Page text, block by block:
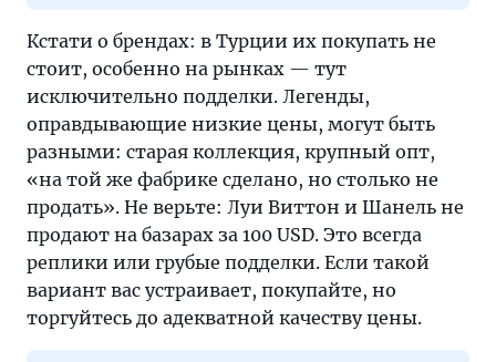
с
настоящего
восточного
базара,
но
к
выбору
покупки
подходить
нужно
со
Кстати о брендах: в Турции их покупать не
стоит, особенно на рынках — тут
исключительно подделки. Легенды,
оправдывающие низкие цены, могут быть
разными: старая коллекция, крупный опт,
«на той же фабрике сделано, но столько не
продать». Не верьте: Луи Виттон и Шанель не
продают на базарах за 100 USD. Это всегда
реплики или грубые подделки. Если такой
вариант вас устраивает, покупайте, но
торгуйтесь до адекватной качеству цены.